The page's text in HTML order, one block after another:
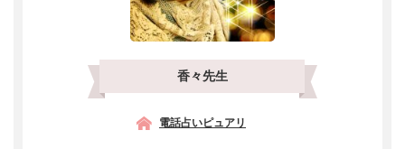
香々先生
電話占いピュアリ